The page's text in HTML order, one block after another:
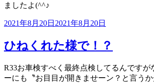
ましたよ(^^♪
投
日:
2021年8月20日 2021年8月20日
ひねくれた様で！？
R33お車検すべく最終点検してるんですが
ーにも〝お目目が開きませーン？と言うか